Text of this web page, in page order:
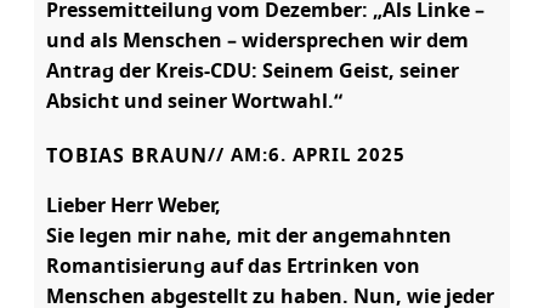
Pressemitteilung vom Dezember: „Als Linke –
und als Menschen – widersprechen wir dem
Antrag der Kreis-CDU: Seinem Geist, seiner
Absicht und seiner Wortwahl.“
TOBIAS BRAUN // AM:6. APRIL 2025
Lieber Herr Weber,
Sie legen mir nahe, mit der angemahnten
Romantisierung auf das Ertrinken von
Menschen abgestellt zu haben. Nun, wie jeder